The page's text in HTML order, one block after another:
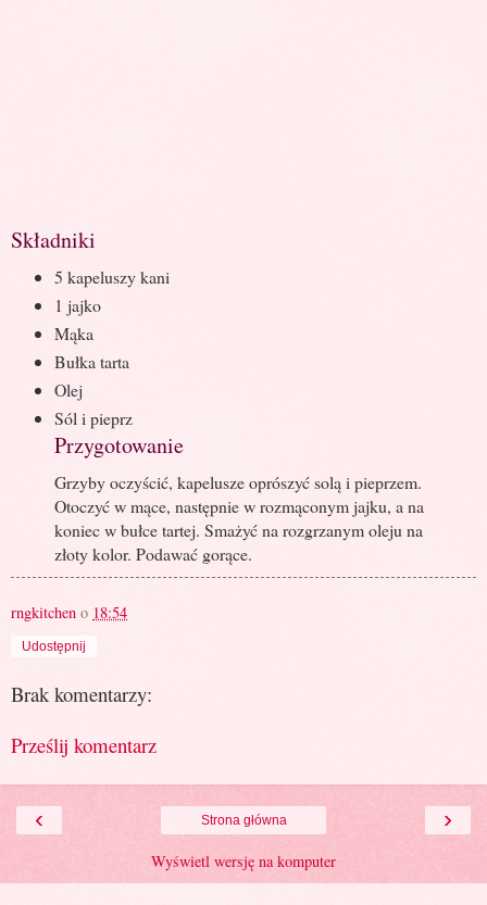
Składniki
5 kapeluszy kani
1 jajko
Mąka
Bułka tarta
Olej
Sól i pieprz
Przygotowanie
Grzyby oczyścić, kapelusze oprószyć solą i pieprzem.
Otoczyć w mące, następnie w rozmąconym jajku, a na
koniec w bułce tartej. Smażyć na rozgrzanym oleju na
złoty kolor. Podawać gorące.
rngkitchen o 18:54
Udostępnij
Brak komentarzy:
Prześlij komentarz
‹ ›
Strona główna
Wyświetl wersję na komputer